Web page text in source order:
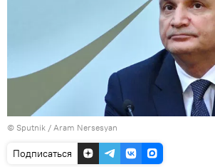
© Sputnik / Aram Nersesyan
Подписаться